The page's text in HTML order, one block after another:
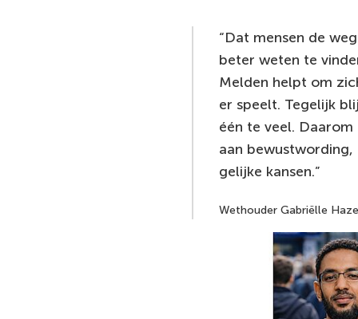
Dat mensen de
beter weten te
Melden helpt om
er speelt. Tegelijk
één te veel.
aan
gelijke kansen.
Wethouder Gabriëlle